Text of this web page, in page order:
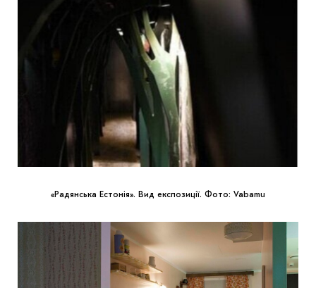
«Радянська Естонія». Вид експозиції. Фото: Vabamu